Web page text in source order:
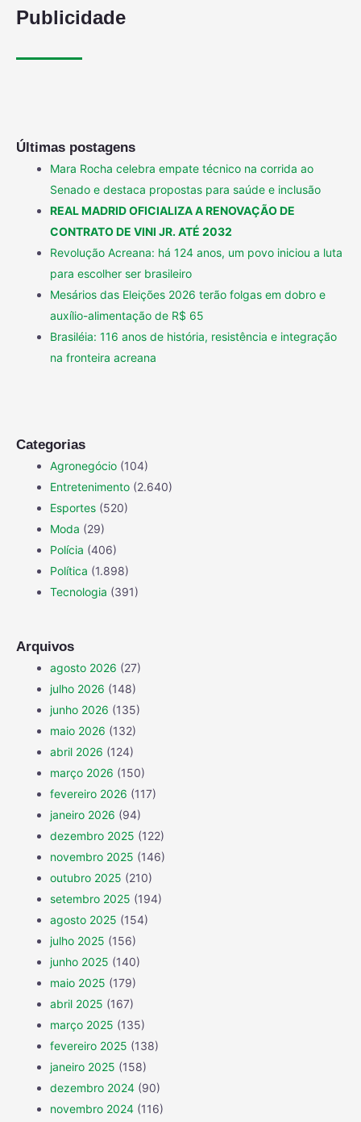
Publicidade
Últimas postagens
Mara Rocha celebra empate técnico na corrida ao
Senado e destaca propostas para saúde e inclusão
REAL MADRID OFICIALIZA A RENOVAÇÃO DE
CONTRATO DE VINI JR. ATÉ 2032
Revolução Acreana: há 124 anos, um povo iniciou a luta
para escolher ser brasileiro
Mesários das Eleições 2026 terão folgas em dobro e
auxílio-alimentação de R$ 65
Brasiléia: 116 anos de história, resistência e integração
na fronteira acreana
Categorias
Agronegócio (104)
Entretenimento (2.640)
Esportes (520)
Moda (29)
Polícia (406)
Política (1.898)
Tecnologia (391)
Arquivos
agosto 2026 (27)
julho 2026 (148)
junho 2026 (135)
maio 2026 (132)
abril 2026 (124)
março 2026 (150)
fevereiro 2026 (117)
janeiro 2026 (94)
dezembro 2025 (122)
novembro 2025 (146)
outubro 2025 (210)
setembro 2025 (194)
agosto 2025 (154)
julho 2025 (156)
junho 2025 (140)
maio 2025 (179)
abril 2025 (167)
março 2025 (135)
fevereiro 2025 (138)
janeiro 2025 (158)
dezembro 2024 (90)
novembro 2024 (116)